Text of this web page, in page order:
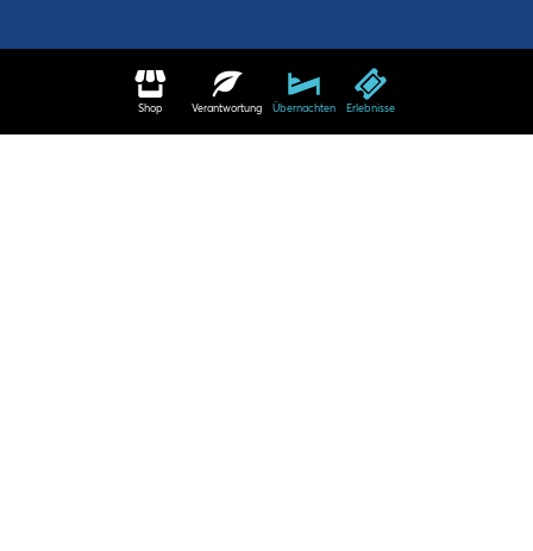
Shop Verantwortung Übernachten Erlebnisse